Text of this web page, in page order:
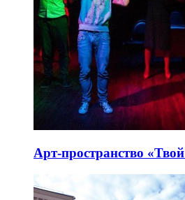
Арт-пространство «Твой